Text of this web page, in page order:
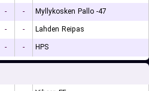
- -
Myllykosken Pallo -47
- -
Lahden Reipas
- - HPS